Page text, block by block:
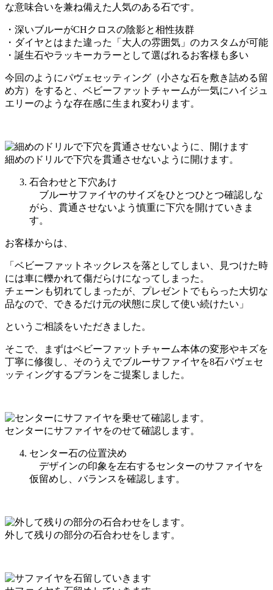
な意味合いを兼ね備えた人気のある石です。
・深いブルーがCHクロスの陰影と相性抜群
・ダイヤとはまた違った「大人の雰囲気」のカスタムが可能
・誕生石やラッキーカラーとして選ばれるお客様も多い
今回のようにパヴェセッティング（小さな石を敷き詰める留
め方）をすると、ベビーファットチャームが一気にハイジュ
エリーのような存在感に生まれ変わります。
細めのドリルで下穴を貫通させないように開けます。
石合わせと下穴あけ
ブルーサファイヤのサイズをひとつひとつ確認しな
がら、貫通させないよう慎重に下穴を開けていきま
す。
お客様からは、
「ベビーファットネックレスを落としてしまい、見つけた時
には車に轢かれて傷だらけになってしまった。
チェーンも切れてしまったが、プレゼントでもらった大切な
品なので、できるだけ元の状態に戻して使い続けたい」
というご相談をいただきました。
そこで、まずはベビーファットチャーム本体の変形やキズを
丁寧に修復し、そのうえでブルーサファイヤを8石パヴェセ
ッティングするプランをご提案しました。
センターにサファイヤをのせて確認します。
センター石の位置決め
デザインの印象を左右するセンターのサファイヤを
仮留めし、バランスを確認します。
外して残りの部分の石合わせをします。